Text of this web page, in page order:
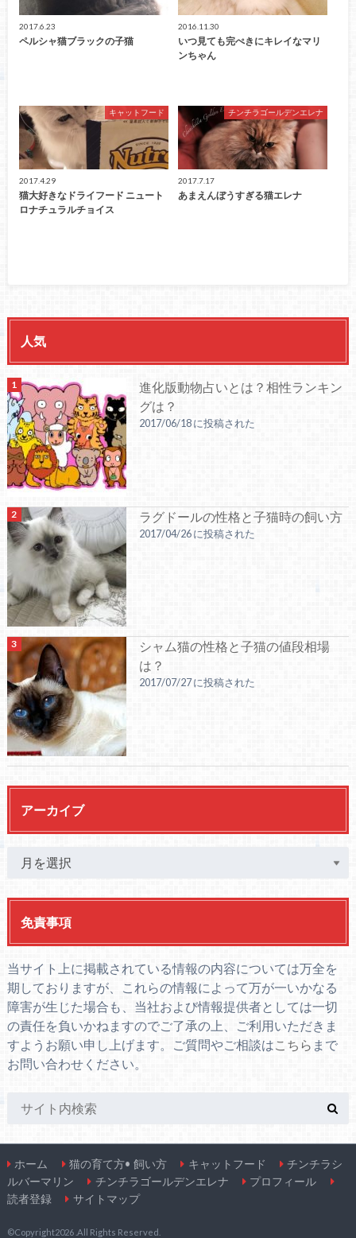
2017.6.23
ペルシャ猫ブラックの子猫
2016.11.30
いつ見ても完ぺきにキレイなマリ
ンちゃん
キャットフード
2017.4.29
猫大好きなドライフード ニュート
ロナチュラルチョイス
チンチラゴールデンエレナ
2017.7.17
あまえんぼうすぎる猫エレナ
人気
進化版動物占いとは？相性ランキン
グは？
2017/06/18 に投稿された
ラグドールの性格と子猫時の飼い方
2017/04/26 に投稿された
シャム猫の性格と子猫の値段相場
は？
2017/07/27 に投稿された
アーカイブ
免責事項
当サイト上に掲載されている情報の内容については万全を
期しておりますが、これらの情報によって万が一いかなる
障害が生じた場合も、当社および情報提供者としては一切
の責任を負いかねますのでご了承の上、ご利用いただきま
すようお願い申し上げます。ご質問やご相談はこちら まで
お問い合わせください。
ホーム 猫の育て方• 飼い方 キャットフード
チンチラシ
ルバーマリン
チンチラゴールデンエレナ
プロフィール
読者登録
サイトマップ
©Copyright2026 .All Rights Reserved.